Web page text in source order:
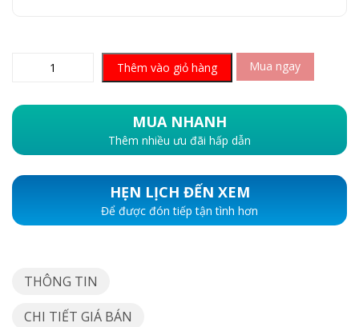
Thêm vào giỏ hàng Mua ngay
MUA NHANH
Thêm nhiều ưu đãi hấp dẫn
HẸN LỊCH ĐẾN XEM
Để được đón tiếp tận tình hơn
THÔNG TIN
CHI TIẾT GIÁ BÁN